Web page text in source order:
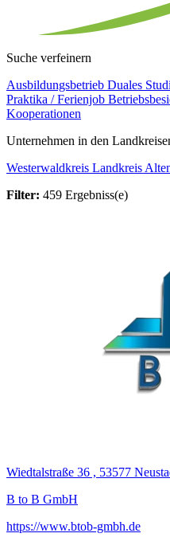
Suche verfeinern
Ausbildungsbetrieb Duales
Praktika / Ferienjob
Kooperationen
Unternehmen in den
Westerwaldkreis Landkreis
Filter: 459 Ergebniss(e)
Wiedtalstraße 36 , 53577
B to B GmbH
https://www.btob-gmbh.de